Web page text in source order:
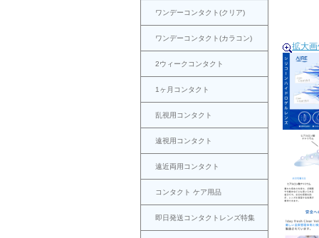
ワンデーコンタクト(クリア)
ワンデーコンタクト(カラコン)
2ウィークコンタクト
1ヶ月コンタクト
乱視用コンタクト
遠視用コンタクト
遠近両用コンタクト
コンタクト ケア用品
即日発送コンタクトレンズ特集
拡大